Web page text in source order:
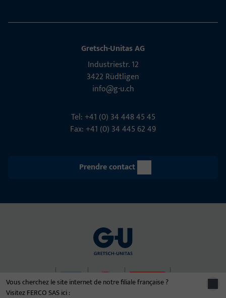
Vous cherchez le site internet de notre filiale française ?
Visitez FERCO SAS ici :
Gretsch-Unitas AG
Indu­s­triestr. 12
3422 Rüdt­ligen
info@g-u.ch
Tel: +41 (0) 34 448 45 45
Fax: +41 (0) 34 445 62 49
Prendre contact